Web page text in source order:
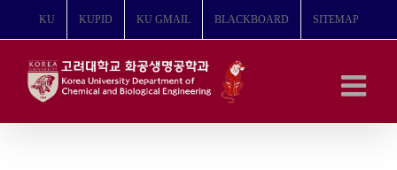
뛰
KU KUPID KU GMAIL BLACKBOARD SITEMAP